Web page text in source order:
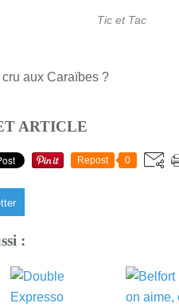
Tic et Tac
aux Caraïbes ?
ARTICLE
Repost 0
: